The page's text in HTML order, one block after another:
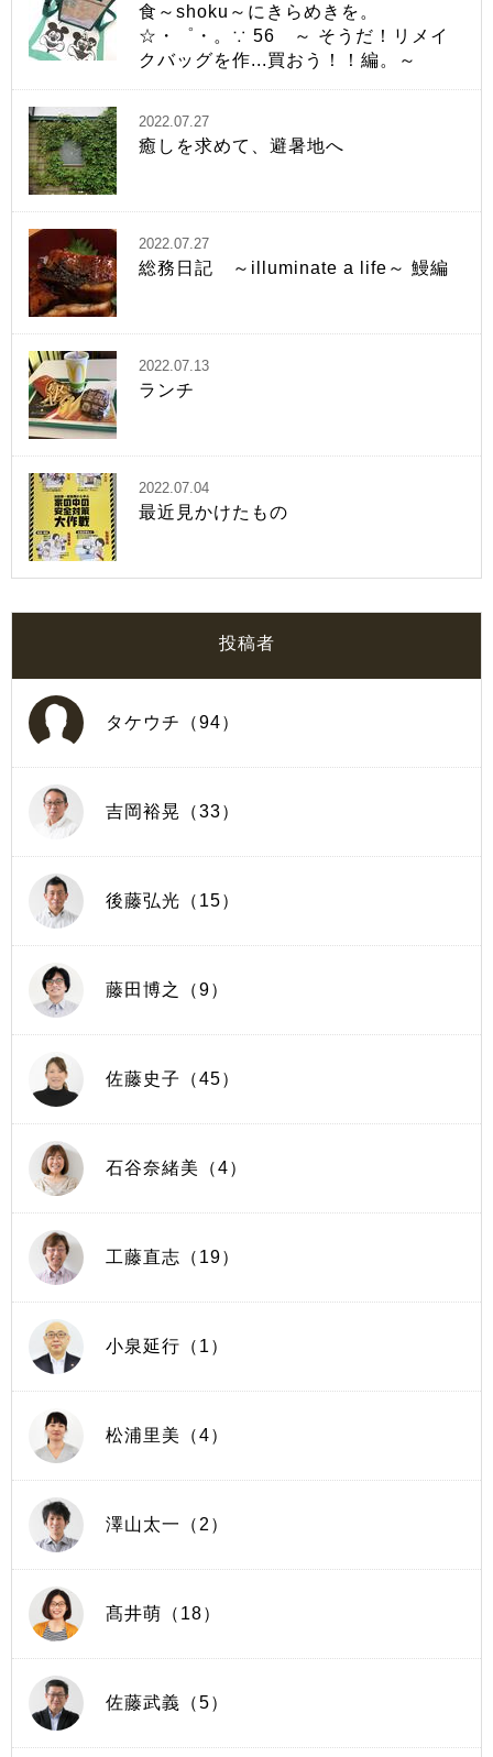
食～shoku～にきらめきを。
☆・゜・。∵ 56 ～ そうだ！リメイ
クバッグを作...買おう！！編。～
2022.07.27
癒しを求めて、避暑地へ
2022.07.27
総務日記 ～illuminate a life～ 鰻編
2022.07.13
ランチ
2022.07.04
最近見かけたもの
投稿者
タケウチ（94）
吉岡裕晃（33）
後藤弘光（15）
藤田博之（9）
佐藤史子（45）
石谷奈緒美（4）
工藤直志（19）
小泉延行（1）
松浦里美（4）
澤山太一（2）
髙井萌（18）
佐藤武義（5）